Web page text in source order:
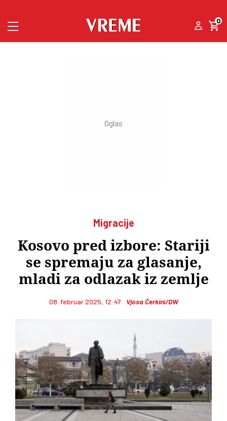
0
Migracije
Kosovo pred izbore: Stariji
se spremaju za glasanje,
mladi za odlazak iz zemlje
08. februar 2025, 12:47 Vjosa Ćerkini/DW